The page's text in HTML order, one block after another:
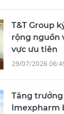
T&T Group
rộng nguồn
vực ưu tiên
29/07/2026
Tăng
Imexpharm